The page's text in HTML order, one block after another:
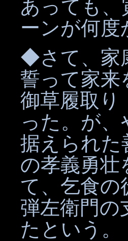
あっても
ーンが何
◆さて、家
誓って家来
御草履取り
った。が
据えられた
の孝義勇壮
て、乞食の
弾左衛門の
たという。